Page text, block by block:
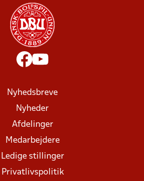
Nyhedsbreve
Nyheder
Afdelinger
Medarbejdere
Ledige stillinger
Privatlivspolitik